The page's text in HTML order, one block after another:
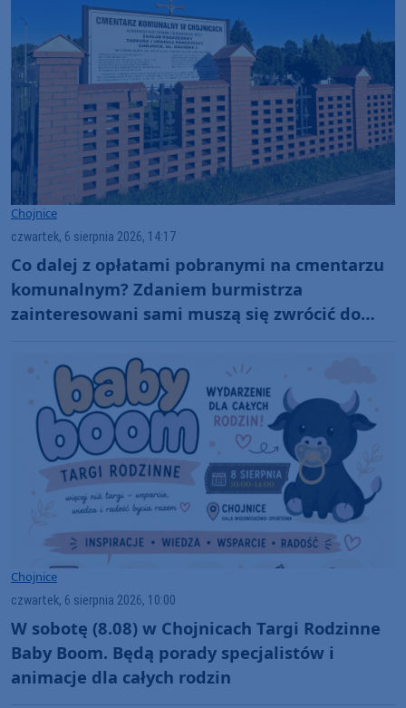
Chojnice
czwartek, 6 sierpnia 2026, 14:17
Co dalej z opłatami pobranymi na cmentarzu
komunalnym? Zdaniem burmistrza
zainteresowani sami muszą się zwrócić do
Chojnice
czwartek, 6 sierpnia 2026, 10:00
W sobotę (8.08) w Chojnicach Targi Rodzinne
Baby Boom. Będą porady specjalistów i
animacje dla całych rodzin